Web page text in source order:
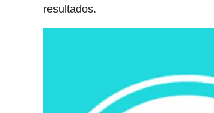
resultados.